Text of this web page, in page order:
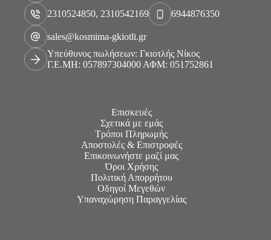
2310524850, 2310542169 6944876350
sales@kosmima-gkiotli.gr
Υπεύθυνος πωλήσεων: Γκιοτλής Νίκος
Γ.Ε.ΜΗ: 057897304000 ΑΦΜ: 051752861
Επισκευές
Σχετικά με εμάς
Τρόποι Πληρωμής
Αποστολές & Επιστροφές
Επικοινωνήστε μαζί μας
Όροι Χρήσης
Πολιτική Απορρήτου
Οδηγοί Μεγεθών
Υπαναχώρηση Παραγγελίας